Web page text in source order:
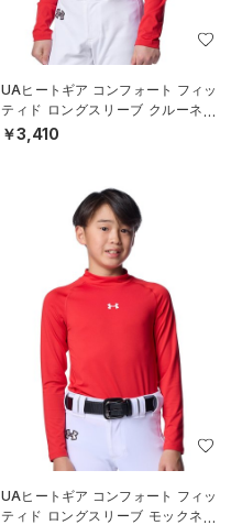
UAヒートギア コンフォート フィッ
ティド ロングスリーブ クルーネッ
ク シャツ（ベースボール/BOYS）
￥3,410
UAヒートギア コンフォート フィッ
ティド ロングスリーブ モックネッ